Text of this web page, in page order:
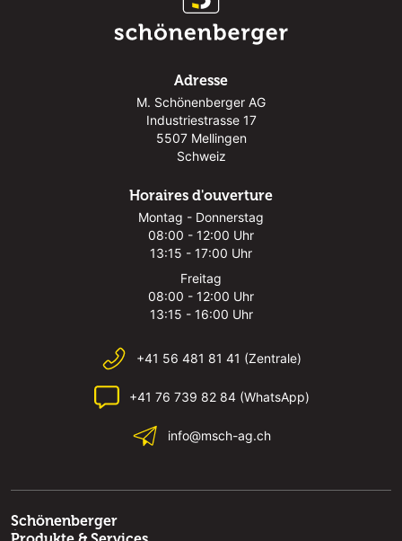
Adresse
M. Schönenberger AG
Industriestrasse 17
5507 Mellingen
Schweiz
Horaires d'ouverture
Montag - Donnerstag
08:00 - 12:00 Uhr
13:15 - 17:00 Uhr
Freitag
08:00 - 12:00 Uhr
13:15 - 16:00 Uhr
+41 56 481 81 41 (Zentrale)
+41 76 739 82 84 (WhatsApp)
info@msch-ag.ch
Schönenberger